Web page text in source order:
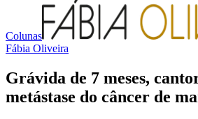
Colunas
Fábia Oliveira
Grávida de 7 meses,
metástase do câncer de